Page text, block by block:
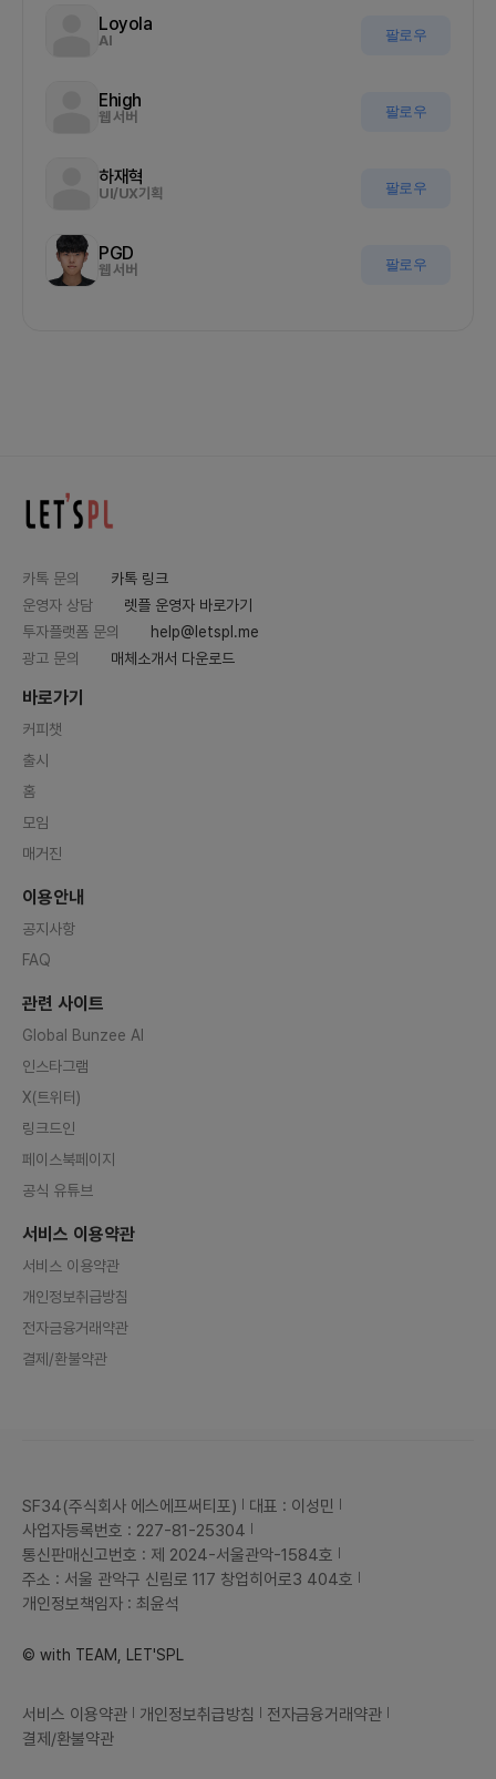
Loyola
AI 팔로우
Ehigh
웹 서버 팔로우
하재혁
UI/UX기획 팔로우
PGD
웹 서버 팔로우
카톡 문의
카톡 링크
운영자 상담
렛플 운영자 바로가기
투자플랫폼 문의
help@letspl.me
광고 문의
매체소개서 다운로드
바로가기
커피챗
출시
홈
모임
매거진
이용안내
공지사항
FAQ
관련 사이트
Global Bunzee AI
인스타그램
X(트위터)
링크드인
페이스북페이지
공식 유튜브
서비스 이용약관
서비스 이용약관
개인정보취급방침
전자금융거래약관
결제/환불약관
SF34(주식회사 에스에프써티포)
대표 : 이성민
사업자등록번호 : 227-81-25304
통신판매신고번호 : 제 2024-서울관악-1584호
주소 : 서울 관악구 신림로 117 창업히어로3 404호
개인정보책임자 : 최윤석
© with TEAM, LET'SPL
서비스 이용약관 개인정보취급방침
전자금융거래약관
결제/환불약관